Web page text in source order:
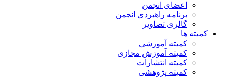
اعضای انجمن
برنامه راهبردی انجمن
گالری تصاویر
کمیته ها
کمیته آموزشی
کمیته آموزش مجازی
کمیته انتشارات
کمیته پژوهشی